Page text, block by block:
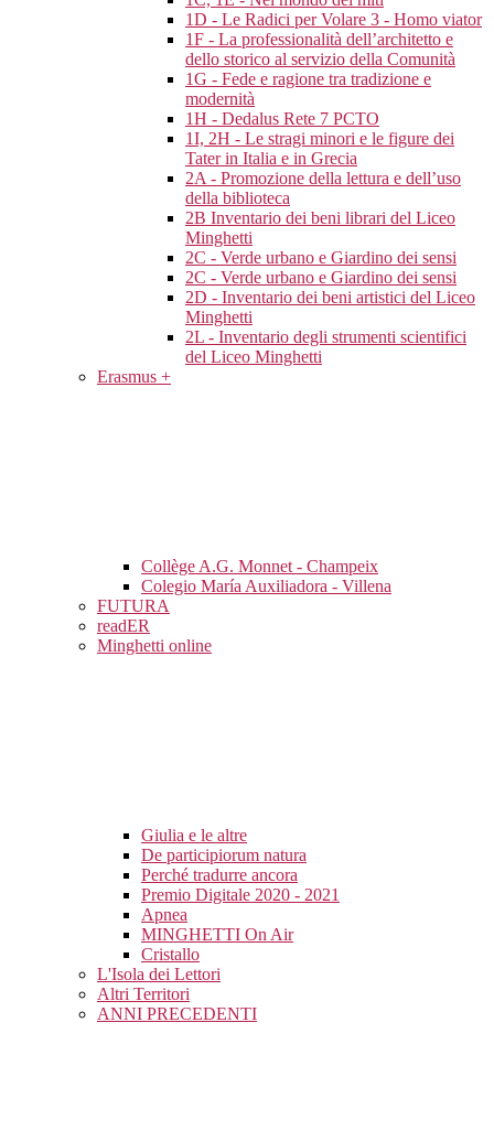
1D - Le Radici per Volare 3 - Homo viator
1F - La professionalità dell’architetto e
dello storico al servizio della Comunità
1G - Fede e ragione tra tradizione e
modernità
1H - Dedalus Rete 7 PCTO
1I, 2H - Le stragi minori e le figure dei
Tater in Italia e in Grecia
2A - Promozione della lettura e dell’uso
della biblioteca
2B Inventario dei beni librari del Liceo
Minghetti
2C - Verde urbano e Giardino dei sensi
2C - Verde urbano e Giardino dei sensi
2D - Inventario dei beni artistici del Liceo
Minghetti
2L - Inventario degli strumenti scientifici
del Liceo Minghetti
Erasmus +
Collège A.G. Monnet - Champeix
Colegio María Auxiliadora - Villena
FUTURA
readER
Minghetti online
Giulia e le altre
De participiorum natura
Perché tradurre ancora
Premio Digitale 2020 - 2021
Apnea
MINGHETTI On Air
Cristallo
L'Isola dei Lettori
Altri Territori
ANNI PRECEDENTI